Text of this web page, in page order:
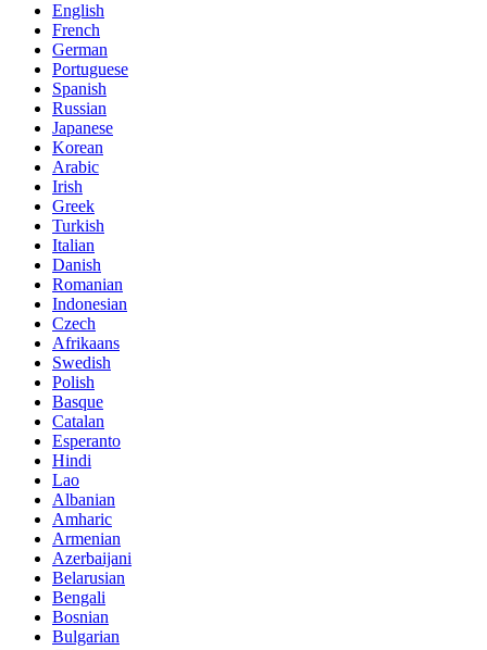
English
French
German
Portuguese
Spanish
Russian
Japanese
Korean
Arabic
Irish
Greek
Turkish
Italian
Danish
Romanian
Indonesian
Czech
Afrikaans
Swedish
Polish
Basque
Catalan
Esperanto
Hindi
Lao
Albanian
Amharic
Armenian
Azerbaijani
Belarusian
Bengali
Bosnian
Bulgarian